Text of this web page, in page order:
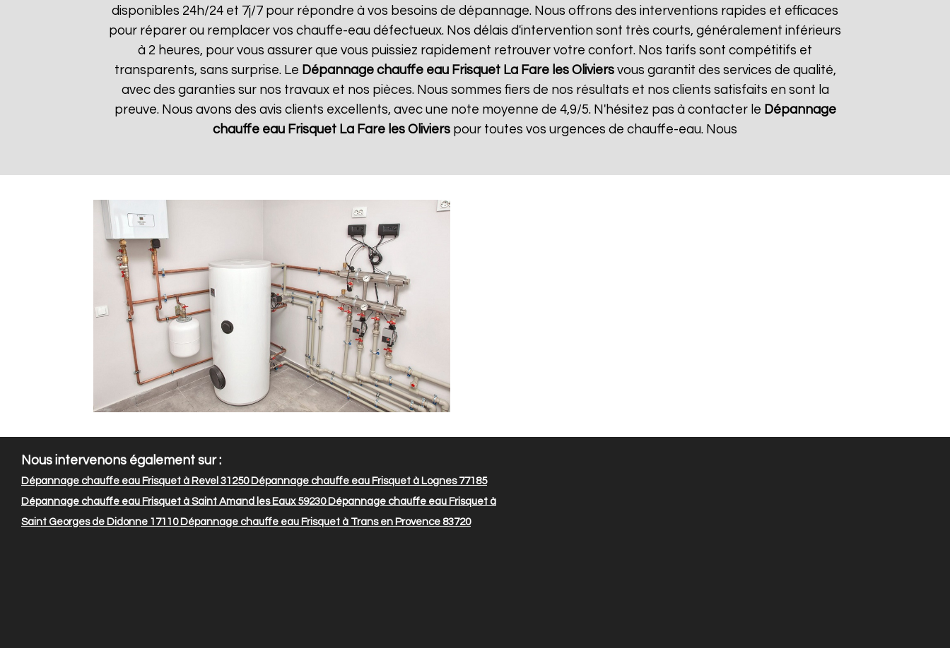
disponibles 24h/24 et 7j/7 pour répondre à vos besoins de dépannage. Nous offrons des interventions rapides et efficaces
pour réparer ou remplacer vos chauffe-eau défectueux. Nos délais d'intervention sont très courts, généralement inférieurs
à 2 heures, pour vous assurer que vous puissiez rapidement retrouver votre confort. Nos tarifs sont compétitifs et
transparents, sans surprise. Le Dépannage chauffe eau Frisquet La Fare les Oliviersvous garantit des services de qualité,
avec des garanties sur nos travaux et nos pièces. Nous sommes fiers de nos résultats et nos clients satisfaits en sont la
preuve. Nous avons des avis clients excellents, avec une note moyenne de 4,9/5. N'hésitez pas à contacter le Dépannage
chauffe eau Frisquet La Fare les Oliviers pour toutes vos urgences de chauffe-eau. Nous
Nous intervenons également sur :
Dépannage chauffe eau Frisquet à Revel 31250Dépannage chauffe eau Frisquet à Lognes 77185
Dépannage chauffe eau Frisquet à Saint Amand les Eaux 59230Dépannage chauffe eau Frisquet à
Saint Georges de Didonne 17110Dépannage chauffe eau Frisquet à Trans en Provence 83720